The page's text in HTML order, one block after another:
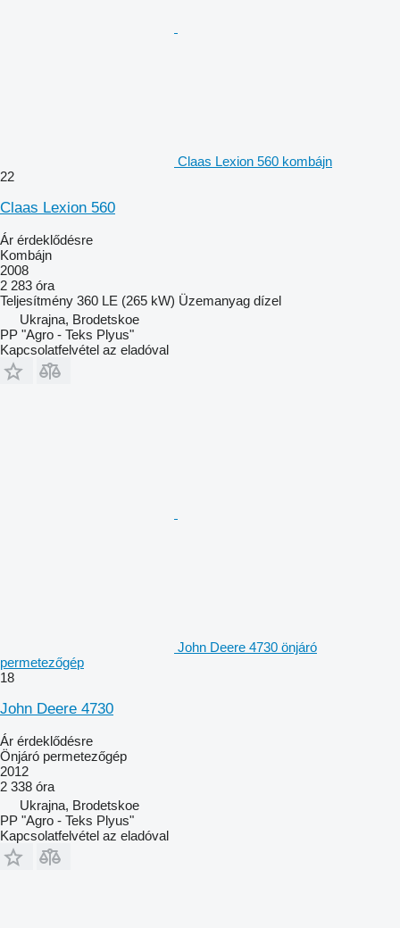
Claas Lexion 560 kombájn
22
Claas Lexion 560
Ár érdeklődésre
Kombájn
2008
2 283 óra
Teljesítmény 360 LE (265 kW) Üzemanyag dízel
Ukrajna, Brodetskoe
PP "Agro - Teks Plyus"
Kapcsolatfelvétel az eladóval
John Deere 4730 önjáró
permetezőgép
18
John Deere 4730
Ár érdeklődésre
Önjáró permetezőgép
2012
2 338 óra
Ukrajna, Brodetskoe
PP "Agro - Teks Plyus"
Kapcsolatfelvétel az eladóval